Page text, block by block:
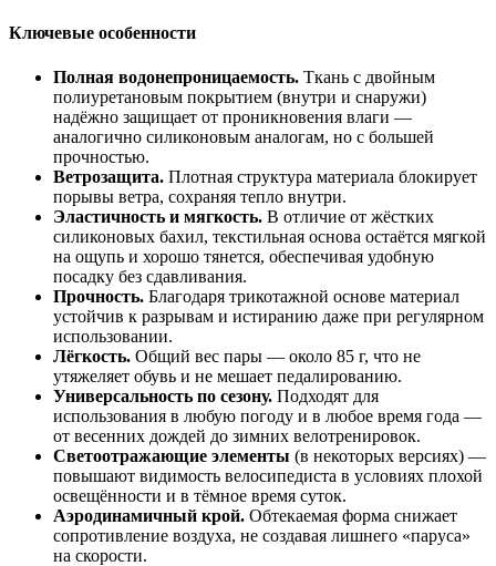
Ключевые особенности
Полная водонепроницаемость. Ткань с двойным
полиуретановым покрытием (внутри и снаружи)
надёжно защищает от проникновения влаги —
аналогично силиконовым аналогам, но с большей
прочностью.
Ветрозащита. Плотная структура материала блокирует
порывы ветра, сохраняя тепло внутри.
Эластичность и мягкость. В отличие от жёстких
силиконовых бахил, текстильная основа остаётся мягкой
на ощупь и хорошо тянется, обеспечивая удобную
посадку без сдавливания.
Прочность. Благодаря трикотажной основе материал
устойчив к разрывам и истиранию даже при регулярном
использовании.
Лёгкость. Общий вес пары — около 85 г, что не
утяжеляет обувь и не мешает педалированию.
Универсальность по сезону. Подходят для
использования в любую погоду и в любое время года —
от весенних дождей до зимних велотренировок.
Светоотражающие элементы (в некоторых версиях) —
повышают видимость велосипедиста в условиях плохой
освещённости и в тёмное время суток.
Аэродинамичный крой. Обтекаемая форма снижает
сопротивление воздуха, не создавая лишнего «паруса»
на скорости.